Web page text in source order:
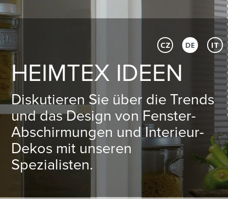
HEIMTEX IDEEN
Diskutieren Sie über die Trends
und das Design von Fenster-
Abschirmungen und Interieur-
Dekos mit unseren
Spezialisten.
CZ DE IT